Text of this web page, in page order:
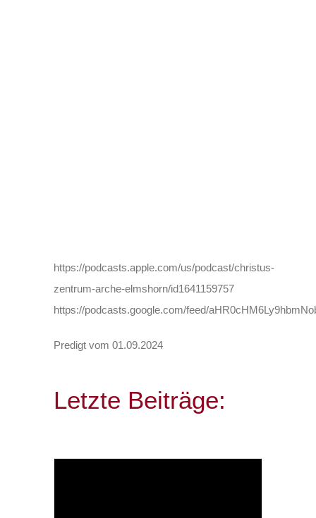
https://podcasts.apple.com/us/podcast/christus-
zentrum-arche-elmshorn/id1641159757
https://podcasts.google.com/feed/
Predigt vom 01.09.2024
Letzte Beiträge: